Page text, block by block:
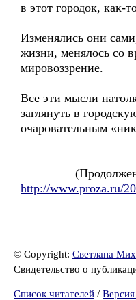
в этот городок, как-
Изменялись они
жизни, менялось со
мировоззрение.
Все эти мысли
заглянуть в
очаровательным
(Продолжение
http://www.proza.ru/
© Copyright: Светлана
Свидетельство о
Список читателей /